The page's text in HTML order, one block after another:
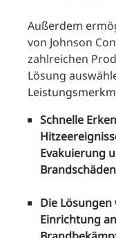
Außerdem
von Johnson
zahlreichen
Lösung
Schnelle
Evakuierung
Die
Einrichtung